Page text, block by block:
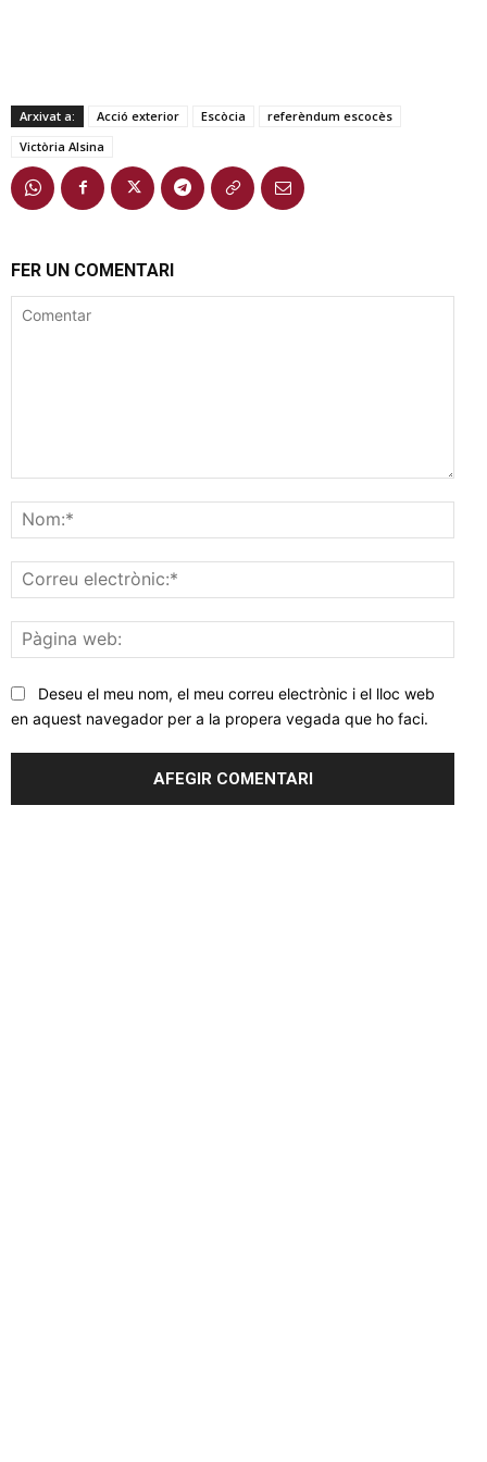
Arxivat a: Acció exterior Escòcia
referèndum escocès
Victòria Alsina
FER UN COMENTARI
web:
Deseu el meu nom, el meu correu electrònic i el lloc web
en aquest navegador per a la propera vegada que ho faci.